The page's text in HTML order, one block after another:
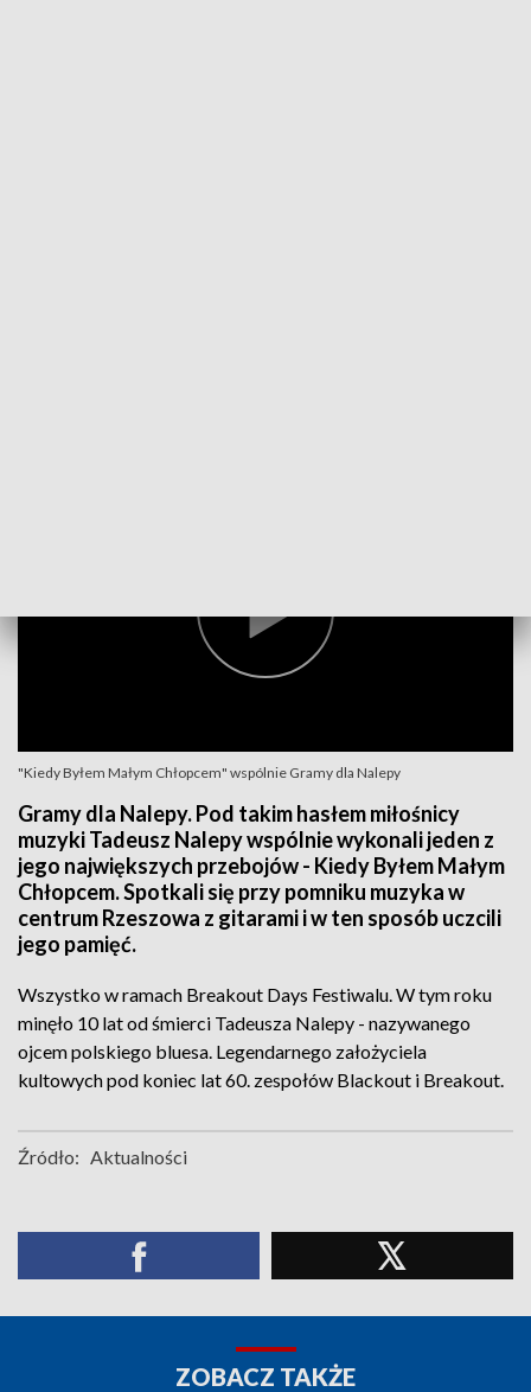
"Kiedy Byłem Małym Chłopcem" wspólnie Gramy dla Nalepy
Gramy dla Nalepy. Pod takim hasłem miłośnicy
muzyki Tadeusz Nalepy wspólnie wykonali jeden z
jego największych przebojów - Kiedy Byłem Małym
Chłopcem. Spotkali się przy pomniku muzyka w
centrum Rzeszowa z gitarami i w ten sposób uczcili
jego pamięć.
Wszystko w ramach Breakout Days Festiwalu. W tym roku
minęło 10 lat od śmierci Tadeusza Nalepy - nazywanego
ojcem polskiego bluesa. Legendarnego założyciela
kultowych pod koniec lat 60. zespołów Blackout i Breakout.
Źródło: Aktualności
ZOBACZ TAKŻE